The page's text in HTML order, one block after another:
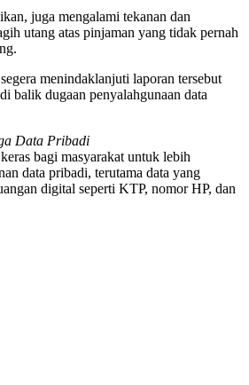
juga mengalami tekanan dan
utang atas pinjaman yang tidak pernah
menindaklanjuti laporan tersebut
balik dugaan penyalahgunaan data
Data Pribadi
bagi masyarakat untuk lebih
data pribadi, terutama data yang
digital seperti KTP, nomor HP, dan